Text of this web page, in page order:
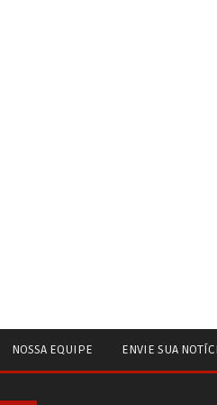
NOSSA EQUIPE ENVIE SUA